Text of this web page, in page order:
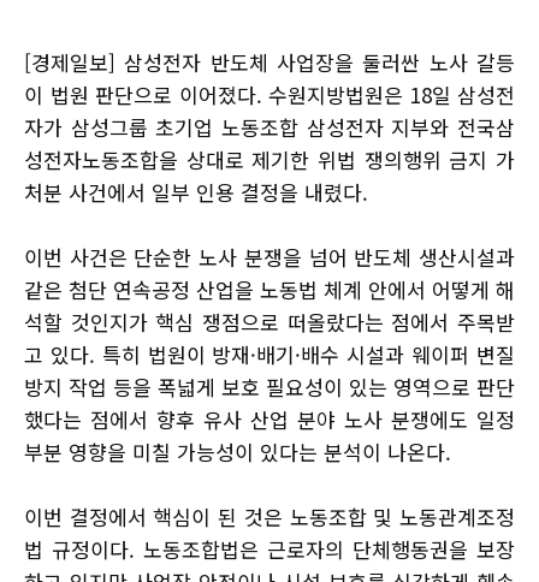
[경제일보] 삼성전자 반도체 사업장을 둘러싼 노사 갈등
이 법원 판단으로 이어졌다. 수원지방법원은 18일 삼성전
자가 삼성그룹 초기업 노동조합 삼성전자 지부와 전국삼
성전자노동조합을 상대로 제기한 위법 쟁의행위 금지 가
처분 사건에서 일부 인용 결정을 내렸다.
이번 사건은 단순한 노사 분쟁을 넘어 반도체 생산시설과
같은 첨단 연속공정 산업을 노동법 체계 안에서 어떻게 해
석할 것인지가 핵심 쟁점으로 떠올랐다는 점에서 주목받
고 있다. 특히 법원이 방재·배기·배수 시설과 웨이퍼 변질
방지 작업 등을 폭넓게 보호 필요성이 있는 영역으로 판단
했다는 점에서 향후 유사 산업 분야 노사 분쟁에도 일정
부분 영향을 미칠 가능성이 있다는 분석이 나온다.
이번 결정에서 핵심이 된 것은 노동조합 및 노동관계조정
법 규정이다. 노동조합법은 근로자의 단체행동권을 보장